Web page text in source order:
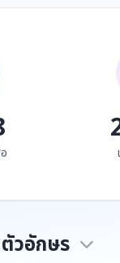
ด้วย
วรรณก
วอักษร